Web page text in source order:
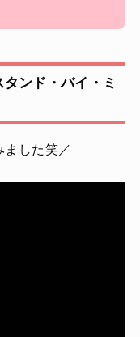
ンド・バイ・ミ
ました笑／